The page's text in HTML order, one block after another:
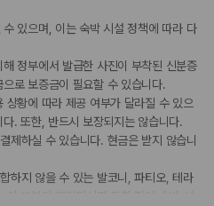
있으며, 이는 숙박 시설 정책에 따라 다
정부에서 발급한 사진이 부착된 신분증
로 보증금이 필요할 수 있습니다.
상황에 따라 제공 여부가 달라질 수 있으
. 또한, 반드시 보장되지는 않습니다.
제하실 수 있습니다. 현금은 받지 않습니
하지 않을 수 있는 발코니, 파티오, 테라